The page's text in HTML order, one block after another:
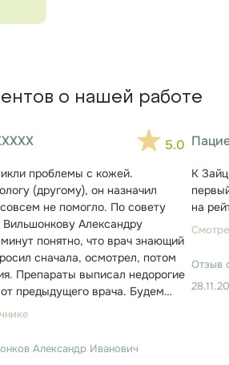
о нашей работе
5.0
проблемы с кожей.
(другому), он назначил
не помогло. По совету
Вильшонкову Александру
понятно, что врач знающий
сначала, осмотрел, потом
Препараты выписал недорогие
предыдущего врача. Будем
заняла около 30 минут.
Александр Иванович
К
на
Отзыв